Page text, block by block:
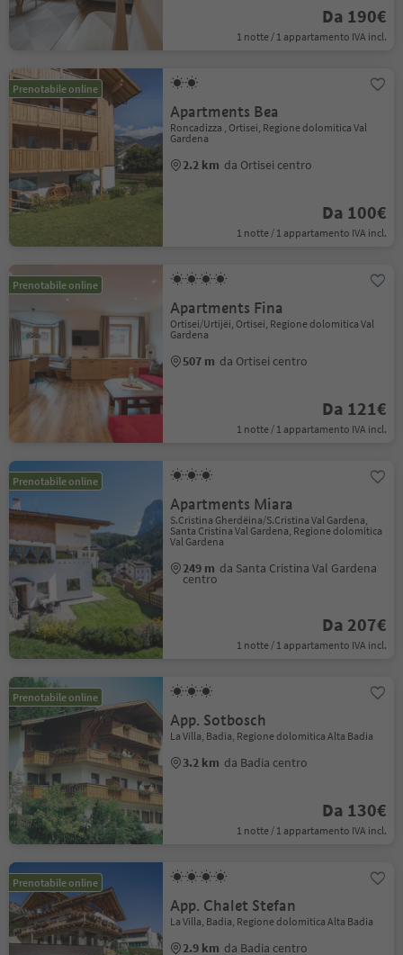
Da 190€
1 notte / 1 appartamento IVA incl.
Prenotabile online
Apartments Bea
Roncadizza , Ortisei, Regione dolomitica Val
Gardena
2.2 km da Ortisei centro
Da 100€
1 notte / 1 appartamento IVA incl.
Prenotabile online
Apartments Fina
Ortisei/Urtijëi, Ortisei, Regione dolomitica Val
Gardena
507 m da Ortisei centro
Da 121€
1 notte / 1 appartamento IVA incl.
Prenotabile online
Apartments Miara
S.Cristina Gherdëina/S.Cristina Val Gardena,
Santa Cristina Val Gardena, Regione dolomitica
Val Gardena
249 m da Santa Cristina Val Gardena
centro
Da 207€
1 notte / 1 appartamento IVA incl.
Prenotabile online
App. Sotbosch
La Villa, Badia, Regione dolomitica Alta Badia
3.2 km da Badia centro
Da 130€
1 notte / 1 appartamento IVA incl.
Prenotabile online
App. Chalet Stefan
La Villa, Badia, Regione dolomitica Alta Badia
2.9 km da Badia centro